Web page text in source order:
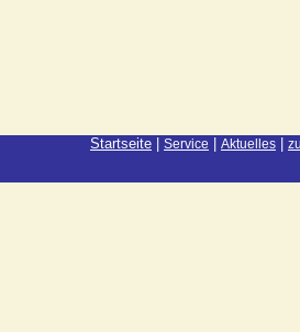
Startseite Service Aktuelles